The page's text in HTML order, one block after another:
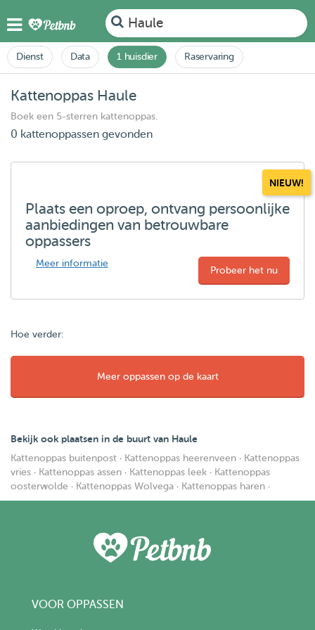
Haule
Dienst Data 1 huisdier Raservaring
Kattenoppas Haule
Boek een 5-sterren kattenoppas.
0 kattenoppassen gevonden
NIEUW!
Plaats een oproep, ontvang persoonlijke
aanbiedingen van betrouwbare
oppassers
Meer informatie
Probeer het nu
Hoe verder:
Meer oppassen op de kaart
Bekijk ook plaatsen in de buurt van Haule
Kattenoppas buitenpost · Kattenoppas heerenveen · Kattenoppas
vries · Kattenoppas assen · Kattenoppas leek · Kattenoppas
oosterwolde · Kattenoppas Wolvega · Kattenoppas haren ·
VOOR OPPASSEN